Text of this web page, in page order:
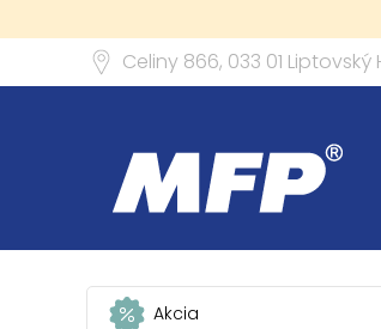
Celiny 866, 033 01 Liptovský
Akcia